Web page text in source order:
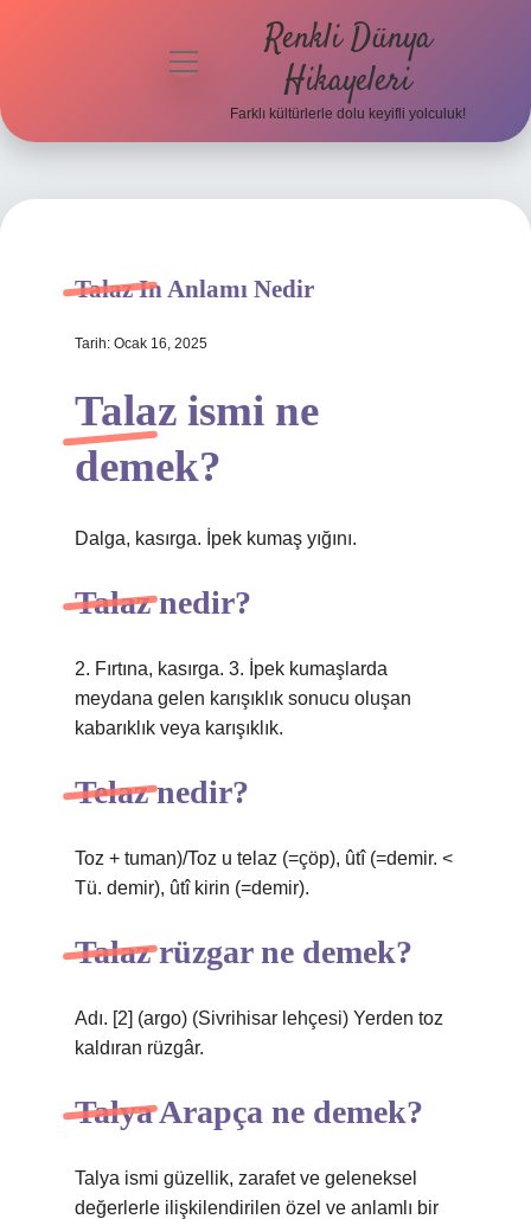
menüyü
Renkli Dünya
Hikayeleri
Farklı kültürlerle dolu keyifli yolculuk!
Talaz In Anlamı Nedir
Tarih: Ocak 16, 2025
Talaz ismi ne
demek?
Dalga, kasırga. İpek kumaş yığını.
Talaz nedir?
2. Fırtına, kasırga. 3. İpek kumaşlarda
meydana gelen karışıklık sonucu oluşan
kabarıklık veya karışıklık.
Telaz nedir?
Toz + tuman)/Toz u telaz (=çöp), ûtî (=demir. <
Tü. demir), ûtî kirin (=demir).
Talaz rüzgar ne demek?
Adı. [2] (argo) (Sivrihisar lehçesi) Yerden toz
kaldıran rüzgâr.
Talya Arapça ne demek?
Talya ismi güzellik, zarafet ve geleneksel
değerlerle ilişkilendirilen özel ve anlamlı bir